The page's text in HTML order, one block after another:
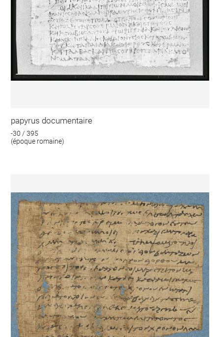
papyrus documentaire
-30 / 395
(époque romaine)